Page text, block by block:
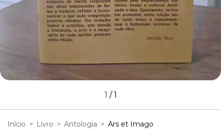
1 /1
Início > Livro > Antologia > Ars et Imago